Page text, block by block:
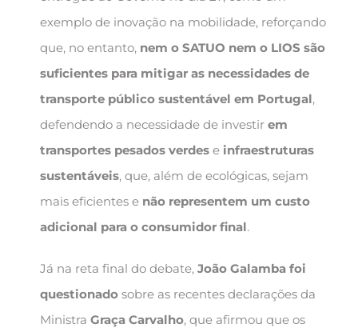
exemplo de inovação na mobilidade, reforçando
que, no entanto, nem o SATUO nem o LIOS são
suficientes para mitigar as necessidades de
transporte público sustentável em Portugal,
defendendo a necessidade de investir em
transportes pesados verdese infraestruturas
sustentáveis, que, além de ecológicas, sejam
mais eficientes e não representem um custo
adicional para o consumidor final.
Já na reta final do debate, João Galamba foi
questionadosobre as recentes declarações da
Ministra Graça Carvalho, que afirmou que os